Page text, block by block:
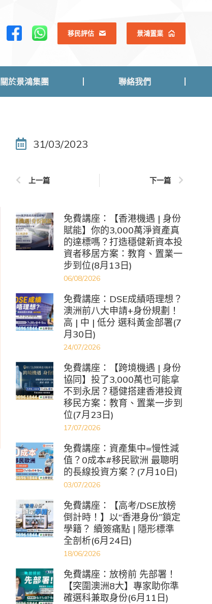
移民評估 景鴻置業
關於景鴻集團 聯絡我們
31/03/2023
上一篇 下一篇
免費講座：【香港機遇 | 身份
賦能】你的3,000萬淨資產真
的達標嗎？打造穩健新資本投
資者移居方案：教育、置業一
步到位(8月13日)
06/08/2026
免費講座：DSE成績唔理想？
澳洲前八大申請+身份規劃！
高 | 中 | 低分 選科黃金部署(7
月30日)
24/07/2026
免費講座：【跨境機遇 | 身份
協同】投了3,000萬也可能拿
不到永居？穩健搭建香港投資
移民方案：教育、置業一步到
位(7月23日)
17/07/2026
免費講座：資產集中=慢性減
值？0成本#移民歐洲 最聰明
的長線投資方案？(7月10日)
03/07/2026
免費講座：【高考/DSE放榜
倒計時！】以“香港身份”鎖定
學籍？ 續簽痛點 | 隱形標準
全剖析(6月24日)
18/06/2026
免費講座：放榜前 先部署！
【突圍澳洲8大】專家助你準
確選科兼取身份(6月11日)